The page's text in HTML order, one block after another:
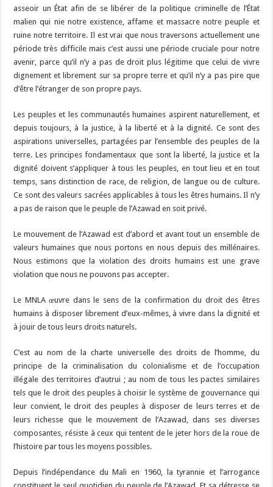
asseoir un État afin de se libérer de la politique criminelle de l’État
malien qui nie notre existence, affame et massacre notre peuple et
ruine notre territoire. Il est vrai que nous traversons actuellement une
période très difficile mais c’est aussi une période cruciale pour notre
avenir, parce qu’il n’y a pas de droit plus légitime que celui de vivre
dignement et librement sur sa propre terre et qu’il n’y a pas pire que
d’être l’étranger de son propre pays.
Les peuples et les communautés humaines aspirent naturellement, et
depuis toujours, à la justice, à la liberté et à la dignité. Ce sont des
aspirations universelles, partagées par l’ensemble des peuples de la
terre. Les principes fondamentaux que sont la liberté, la justice et la
dignité doivent s’appliquer à tous les peuples, en tout lieu et en tout
temps, sans distinction de race, de religion, de langue ou de culture.
Ce sont des valeurs sacrées applicables à tous les êtres humains. Il n’y
a pas de raison que le peuple de l’Azawad en soit privé.
Le mouvement de l’Azawad est d’abord et avant tout un ensemble de
valeurs humaines que nous portons en nous depuis des millénaires.
Nous estimons que la violation des droits humains est une grave
violation que nous ne pouvons pas accepter.
Le MNLA œuvre dans le sens de la confirmation du droit des êtres
humains à disposer librement d’eux-mêmes, à vivre dans la dignité et
à jouir de tous leurs droits naturels.
C’est au nom de la charte universelle des droits de l’homme, du
principe de la criminalisation du colonialisme et de l’occupation
illégale des territoires d’autrui ; au nom de tous les pactes similaires
tels que le droit des peuples à choisir le système de gouvernance qui
leur convient, le droit des peuples à disposer de leurs terres et de
leurs richesse que le mouvement de l’Azawad, dans ses diverses
composantes, résiste à ceux qui tentent de le jeter hors de la roue de
l’histoire par tous les moyens possibles.
Depuis l’indépendance du Mali en 1960, la tyrannie et l’arrogance